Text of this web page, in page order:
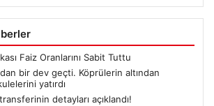
Faiz Oranlarını Sabit Tuttu
bir dev geçti. Köprülerin altından
yatırdı
detayları açıklandı!